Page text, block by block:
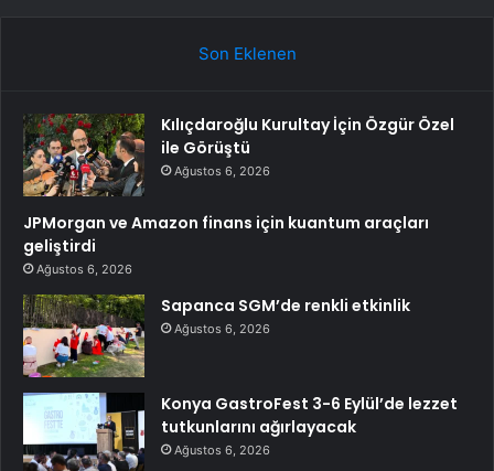
Son Eklenen
Kılıçdaroğlu Kurultay İçin Özgür Özel
ile Görüştü
Ağustos 6, 2026
JPMorgan ve Amazon finans için kuantum araçları
geliştirdi
Ağustos 6, 2026
Sapanca SGM’de renkli etkinlik
Ağustos 6, 2026
Konya GastroFest 3-6 Eylül’de lezzet
tutkunlarını ağırlayacak
Ağustos 6, 2026